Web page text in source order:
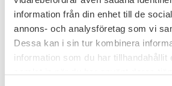
information från din enhet till de
annons- och analysföretag som vi
Dessa kan i sin tur kombinera
information som du har tillhandahållit
Publicerat den12 oktober 2015
Skriv ut